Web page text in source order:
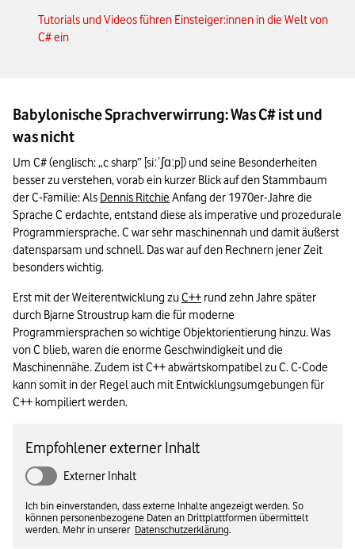
Tutorials und Videos führen Einsteiger:innen in die Welt von
C# ein
Babylonische Sprachverwirrung: Was C# ist und
was nicht
Um C# (englisch: „c sharp” [siːˈʃɑːp]) und seine Besonderheiten
besser zu verstehen, vorab ein kurzer Blick auf den Stammbaum
der C-Familie: Als Dennis Ritchie Anfang der 1970er-Jahre die
Sprache C erdachte, entstand diese als imperative und prozedurale
Programmiersprache. C war sehr maschinennah und damit äußerst
datensparsam und schnell. Das war auf den Rechnern jener Zeit
besonders wichtig.
Erst mit der Weiterentwicklung zu C++ rund zehn Jahre später
durch Bjarne Stroustrup kam die für moderne
Programmiersprachen so wichtige Objektorientierung hinzu. Was
von C blieb, waren die enorme Geschwindigkeit und die
Maschinennähe. Zudem ist C++ abwärtskompatibel zu C. C-Code
kann somit in der Regel auch mit Entwicklungsumgebungen für
C++ kompiliert werden.
Empfohlener externer Inhalt
Externer Inhalt
Ich bin einverstanden, dass externe Inhalte angezeigt werden. So
können personenbezogene Daten an Drittplattformen übermittelt
werden. Mehr in unserer Datenschutzerklärung.